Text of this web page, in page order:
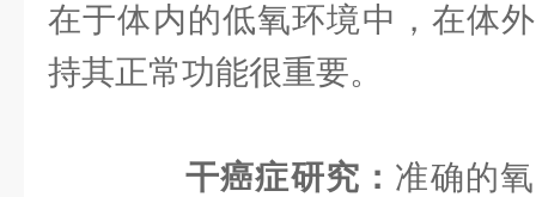
在于体内的低氧环境中，在体
持其正常功能很重要。
干癌症研究： 准确的